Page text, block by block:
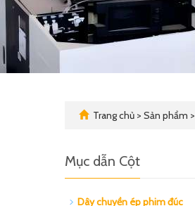
Trang chủ > Sản phẩm >
Mục dẫn Cột
Dây chuyền ép phim đúc